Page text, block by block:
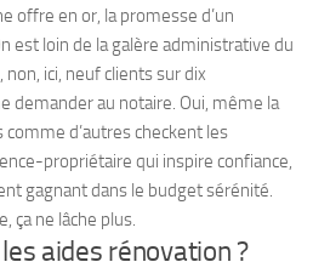
offre en or, la promesse d’un
est loin de la galère administrative du
ici, neuf clients sur dix
demander au notaire. Oui, même la
d’autres checkent les
propriétaire qui inspire confiance,
gagnant dans le budget sérénité.
ça ne lâche plus.
aides rénovation ?